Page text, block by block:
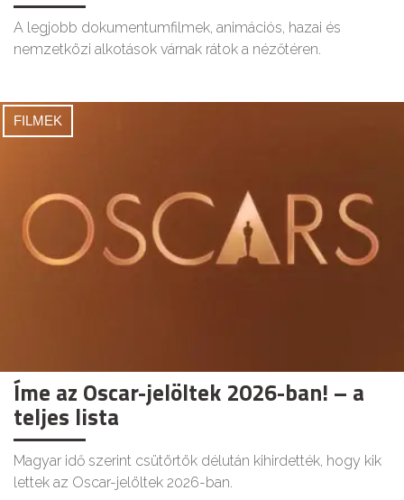
A legjobb dokumentumfilmek, animációs, hazai és
nemzetközi alkotások várnak rátok a nézőtéren.
FILMEK
Íme az Oscar-jelöltek 2026-ban! – a
teljes lista
Magyar idő szerint csütörtök délután kihirdették, hogy kik
lettek az Oscar-jelöltek 2026-ban.